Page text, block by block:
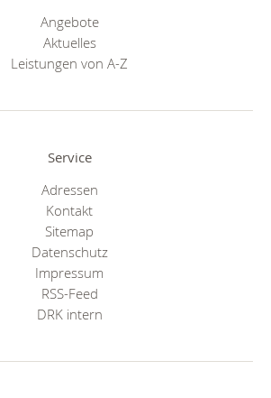
Angebote
Aktuelles
Leistungen von A-Z
Service
Adressen
Kontakt
Sitemap
Datenschutz
Impressum
RSS-Feed
DRK intern